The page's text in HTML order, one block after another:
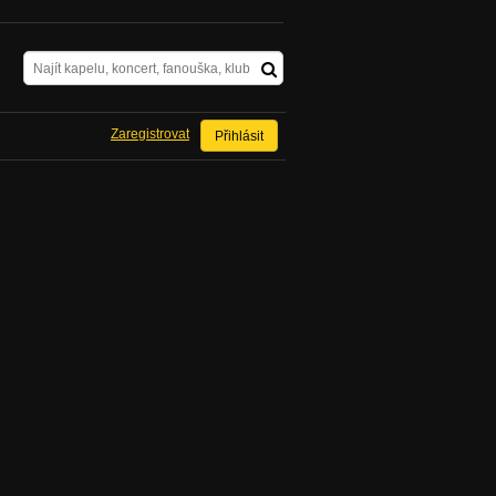
Přihlásit
Zaregistrovat